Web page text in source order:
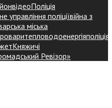
відеоПоліція
управління поліціївійна з
міська
поліція
Княжичі
Ревізор»